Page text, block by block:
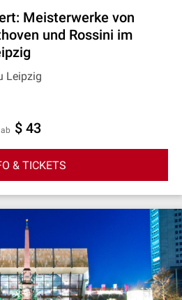
Meisterwerke von
und Rossini im
Leipzig
ab $ 43
& TICKETS